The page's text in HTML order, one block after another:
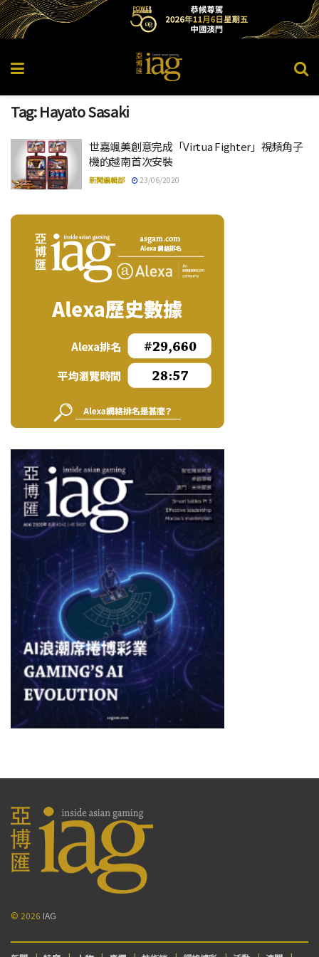
Tag:Hayato Sasaki
世嘉颯美創意完成「Virtua Fighter」視頻角子
機的越南首次安裝
新聞編輯部 23/06/2020
© 2026 IAG